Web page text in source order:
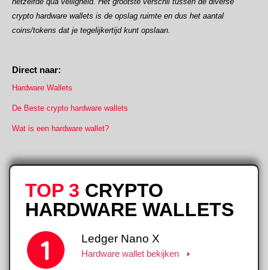
crypto hardware wallets is de opslag ruimte en dus het aantal
coins/tokens dat je tegelijkertijd kunt opslaan.
Direct naar:
Hardware Wallets
De Beste crypto hardware wallets
Wat is een hardware wallet?
TOP 3 CRYPTO
HARDWARE WALLETS
Ledger Nano X
Hardware wallet bekijken